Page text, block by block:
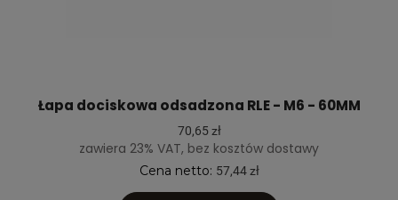
Łapa dociskowa odsadzona RLE - M6 - 60MM
70,65 zł
zawiera 23% VAT, bez kosztów dostawy
Cena netto: 57,44 zł